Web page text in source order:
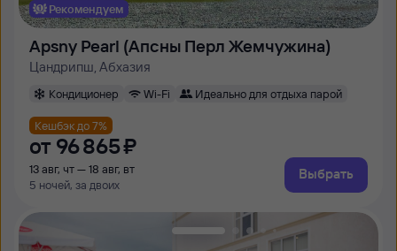
Рекомендуем
Apsny Pearl (Апсны Перл Жемчужина)
Цандрипш, Абхазия
Кондиционер Wi-Fi Идеально для отдыха парой
Кешбэк до 7%
от 96 ⁠865 ⁠₽
13 авг, чт — 18 авг, вт
5 ночей, за двоих
Выбрать